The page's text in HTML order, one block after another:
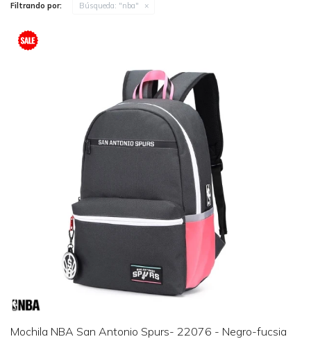
Filtrando por: Búsqueda: "nba"
Mochila NBA San Antonio Spurs- 22076 - Negro-fucsia